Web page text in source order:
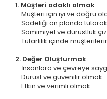
1. Müşteri odaklı olmak
Müşteri için iyi ve doğru
Sadeliği ön planda
Samimiyet ve dürüstlük
Tutarlılık içinde
2. Değer Oluşturmak
İnsanlara ve çevreye
Dürüst ve güvenilir olmak.
Etkin ve verimli olmak.